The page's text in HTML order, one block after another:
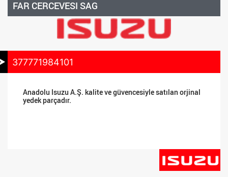
FAR CERCEVESI SAG
377771984101
Anadolu Isuzu A.Ş. kalite ve güvencesiyle satılan orjinal
yedek parçadır.